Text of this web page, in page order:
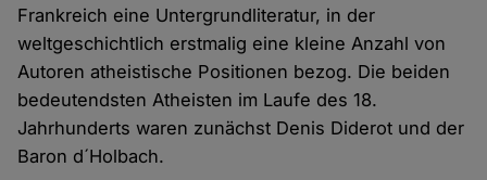
Frankreich eine Untergrundliteratur, in der
weltgeschichtlich erstmalig eine kleine Anzahl von
Autoren atheistische Positionen bezog. Die beiden
bedeutendsten Atheisten im Laufe des 18.
Jahrhunderts waren zunächst Denis Diderot und der
Baron d´Holbach.